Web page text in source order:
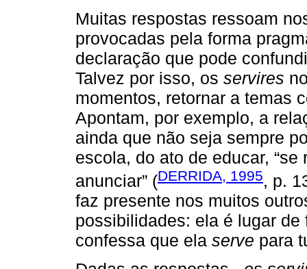
Muitas respostas ressoam
provocadas pela forma
declaração que pode
Talvez por isso, os servires
momentos, retornar a temas
Apontam, por exemplo, a
ainda que não seja sempre
escola, do ato de educar,
anunciar” (DERRIDA, 1995, p.
faz presente nos muitos
possibilidades: ela é lugar
confessa que ela serve para